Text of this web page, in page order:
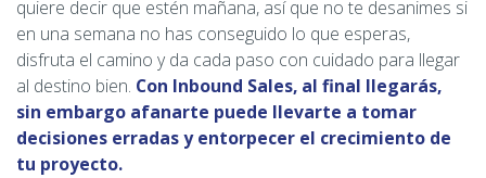
quiere decir que estén mañana, así que no te desanimes si
en una semana no has conseguido lo que esperas,
disfruta el camino y da cada paso con cuidado para llegar
al destino bien. Con Inbound Sales, al final llegarás,
sin embargo afanarte puede llevarte a tomar
decisiones erradas y entorpecer el crecimiento de
tu proyecto.